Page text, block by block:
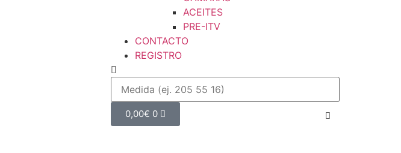
ACEITES
PRE-ITV
CONTACTO
REGISTRO
0,00€ 0